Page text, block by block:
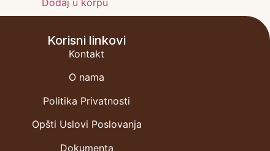
Korisni linkovi
Kontakt
O nama
Politika Privatnosti
Opšti Uslovi Poslovanja
Dokumenta